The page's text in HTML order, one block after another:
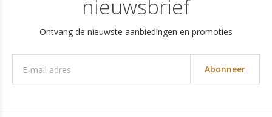
nieuwsbrief
Ontvang de nieuwste aanbiedingen en promoties
Abonneer